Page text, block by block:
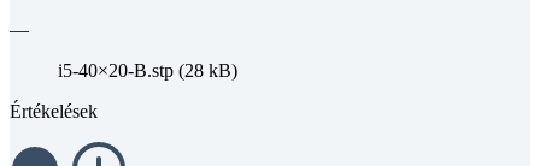
—
i5-40×20-B.stp (28 kB)
Értékelések